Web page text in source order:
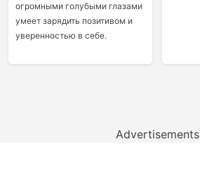
огромными голубыми глазами
умеет зарядить позитивом и
уверенностью в себе.
Advertisements